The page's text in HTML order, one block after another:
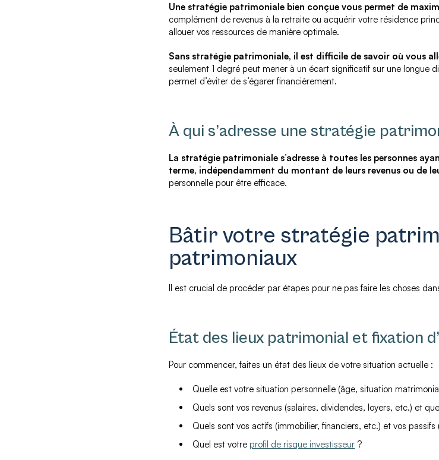
Une stratégie patrimoniale bien conçue vous permet de
complément de revenus à la retraite ou acquérir votre résidence
allouer vos ressources de manière optimale.
Sans stratégie patrimoniale, il est difficile de savoir où vous
seulement 1 degré peut mener à un écart significatif sur une longue
permet d’éviter de s’égarer financièrement.
À qui s’adresse une stratégie
La stratégie patrimoniale s’adresse à toutes les personnes
terme, indépendamment du montant de leurs revenus ou de
personnelle pour être efficace.
Bâtir votre stratégie
patrimoniaux
Il est crucial de procéder par étapes pour ne pas faire les choses
État des lieux patrimonial et fixation
Pour commencer, faites un état des lieux de votre situation actuelle :
Quelle est votre situation personnelle (âge, situation
Quels sont vos revenus (salaires, dividendes, loyers, etc.) et
Quels sont vos actifs (immobilier, financiers, etc.) et vos
Quel est votre profil de risque investisseur ?